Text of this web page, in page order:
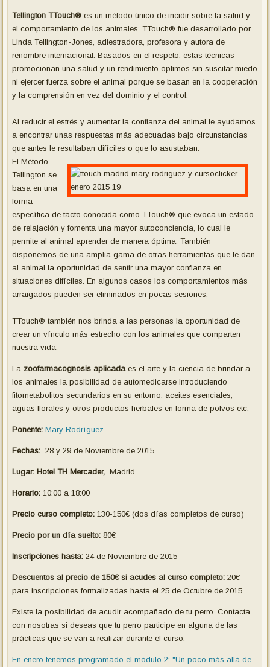
Tellington TTouch® es un método único de incidir sobre la salud y
el comportamiento de los animales. TTouch® fue desarrollado por
Linda Tellington-Jones, adiestradora, profesora y autora de
renombre internacional. Basados en el respeto, estas técnicas
promocionan una salud y un rendimiento óptimos sin suscitar miedo
ni ejercer fuerza sobre el animal porque se basan en la cooperación
y la comprensión en vez del dominio y el control.
Al reducir el estrés y aumentar la confianza del animal le ayudamos
a encontrar unas respuestas más adecuadas bajo circunstancias
que antes le resultaban difíciles o que lo asustaban.
El Método
Tellington se
basa en una
forma
específica de tacto conocida como TTouch® que evoca un estado
de relajación y fomenta una mayor autoconciencia, lo cual le
permite al animal aprender de manera óptima. También
disponemos de una amplia gama de otras herramientas que le dan
al animal la oportunidad de sentir una mayor confianza en
situaciones difíciles. En algunos casos los comportamientos más
arraigados pueden ser eliminados en pocas sesiones.
TTouch® también nos brinda a las personas la oportunidad de
crear un vínculo más estrecho con los animales que comparten
nuestra vida.
La zoofarmacognosis aplicadaes el arte y la ciencia de brindar a
los animales la posibilidad de automedicarse introduciendo
fitometabolitos secundarios en su entorno: aceites esenciales,
aguas florales y otros productos herbales en forma de polvos etc.
Ponente:Mary Rodríguez
Fechas: 28 y 29 de Noviembre de 2015
Lugar: Hotel TH Mercader, Madrid
Horario: 10:00 a 18:00
Precio curso completo: 130-150€ (dos días completos de curso)
Precio por un día suelto:80€
Inscripciones hasta: 24 de Noviembre de 2015
Descuentos al precio de 150€ si acudes al curso completo: 20€
para inscripciones formalizadas hasta el 25 de Octubre de 2015.
Existe la posibilidad de acudir acompañado de tu perro. Contacta
con nosotras si deseas que tu perro participe en alguna de las
prácticas que se van a realizar durante el curso.
En enero tenemos programado el módulo 2: "Un poco más allá de